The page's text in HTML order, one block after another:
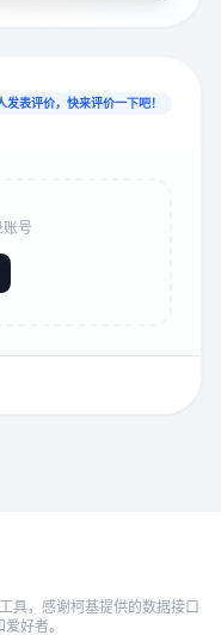
发表评价，快来评价一下吧！
号
具，感谢柯基提供的数据接口
好者。